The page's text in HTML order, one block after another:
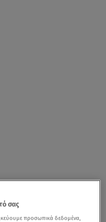
σας
προσωπικά δεδομένα,